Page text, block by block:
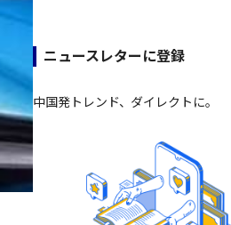
ニュースレターに登録
中国発トレンド、ダイレクトに。